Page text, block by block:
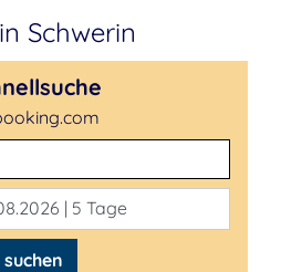
Schwerin
| 5 Tage
suchen